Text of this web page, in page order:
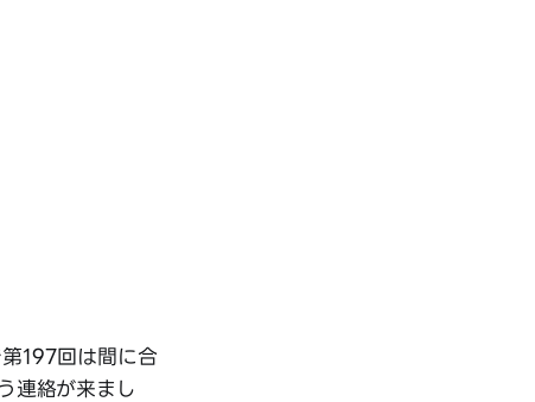
197回は間に合
連絡が来まし